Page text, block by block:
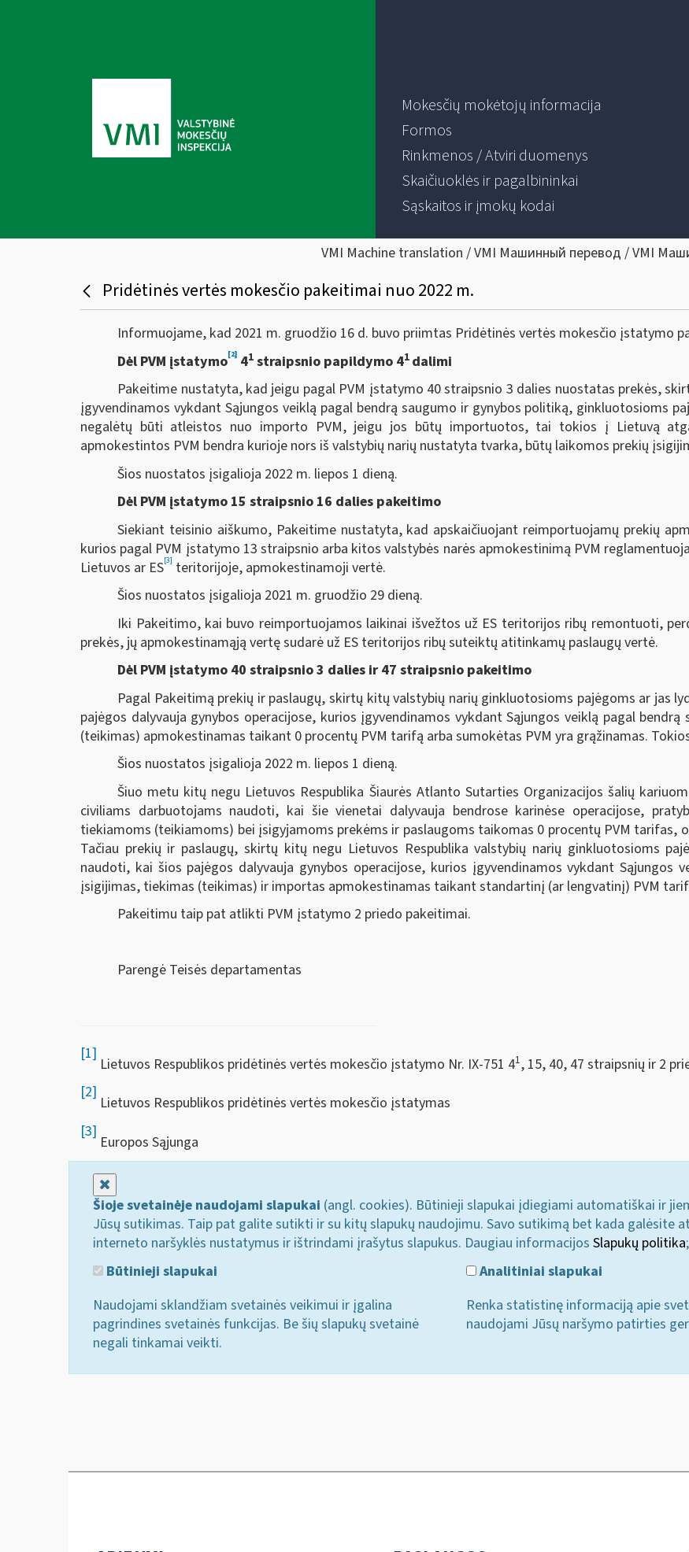
Mokesčių mokėtojų informacija
Formos
Rinkmenos / Atviri duomenys
Skaičiuoklės ir pagalbininkai
Sąskaitos ir įmokų kodai
VMI Machine translation / VMI Машинный перевод / VMI
Pridėtinės vertės mokesčio pakeitimai nuo 2022 m.
Informuojame, kad 2021 m. gruodžio 16 d. buvo priimtas Pridėtinės vertės mokesčio įstatymo
Dėl PVM įstatymo[2] 41 straipsnio papildymo 41 dalimi
Pakeitime nustatyta, kad jeigu pagal PVM įstatymo 40 straipsnio 3 dalies nuostatas prekės,
įgyvendinamos vykdant Sąjungos veiklą pagal bendrą saugumo ir gynybos politiką, ginkluotosioms
negalėtų būti atleistos nuo importo PVM, jeigu jos būtų importuotos, tai tokios į Lietuvą
apmokestintos PVM bendra kurioje nors iš valstybių narių nustatyta tvarka, būtų laikomos prekių
Šios nuostatos įsigalioja 2022 m. liepos 1 dieną.
Dėl PVM įstatymo 15 straipsnio 16 dalies pakeitimo
Siekiant teisinio aiškumo, Pakeitime nustatyta, kad apskaičiuojant reimportuojamų prekių
kurios pagal PVM įstatymo 13 straipsnio arba kitos valstybės narės apmokestinimą PVM
Lietuvos ar ES[3] teritorijoje, apmokestinamoji vertė.
Šios nuostatos įsigalioja 2021 m. gruodžio 29 dieną.
Iki Pakeitimo, kai buvo reimportuojamos laikinai išvežtos už ES teritorijos ribų remontuoti,
prekės, jų apmokestinamąją vertę sudarė už ES teritorijos ribų suteiktų atitinkamų paslaugų vertė.
Dėl PVM įstatymo 40 straipsnio 3 dalies ir 47 straipsnio pakeitimo
Pagal Pakeitimą prekių ir paslaugų, skirtų kitų valstybių narių ginkluotosioms pajėgoms ar jas
pajėgos dalyvauja gynybos operacijose, kurios įgyvendinamos vykdant Sąjungos veiklą pagal
(teikimas) apmokestinamas taikant 0 procentų PVM tarifą arba sumokėtas PVM yra grąžinamas.
Šios nuostatos įsigalioja 2022 m. liepos 1 dieną.
Šiuo metu kitų negu Lietuvos Respublika Šiaurės Atlanto Sutarties Organizacijos šalių
civiliams darbuotojams naudoti, kai šie vienetai dalyvauja bendrose karinėse operacijose,
tiekiamoms (teikiamoms) bei įsigyjamoms prekėms ir paslaugoms taikomas 0 procentų PVM tarifas,
Tačiau prekių ir paslaugų, skirtų kitų negu Lietuvos Respublika valstybių narių ginkluotosioms
naudoti, kai šios pajėgos dalyvauja gynybos operacijose, kurios įgyvendinamos vykdant Sąjungos
įsigijimas, tiekimas (teikimas) ir importas apmokestinamas taikant standartinį (ar lengvatinį) PVM
Pakeitimu taip pat atlikti PVM įstatymo 2 priedo pakeitimai.
Parengė Teisės departamentas
[1]
Lietuvos Respublikos pridėtinės vertės mokesčio įstatymo Nr. IX-751 41, 15, 40, 47 straipsnių ir 2
[2]
Lietuvos Respublikos pridėtinės vertės mokesčio įstatymas
[3]
Europos Sąjunga
Šioje svetainėje naudojami slapukai (angl. cookies). Būtinieji slapukai įdiegiami automatiškai ir
Jūsų sutikimas. Taip pat galite sutikti ir su kitų slapukų naudojimu. Savo sutikimą bet kada galėsite
interneto naršyklės nustatymus ir ištrindami įrašytus slapukus. Daugiau informacijos Slapukų politika;
Būtinieji slapukai
Naudojami sklandžiam svetainės veikimui ir įgalina
pagrindines svetainės funkcijas. Be šių slapukų svetainė
negali tinkamai veikti.
Analitiniai slapukai
Renka statistinę informaciją apie
naudojami Jūsų naršymo patirties